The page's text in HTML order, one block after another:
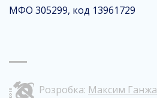
МФО 305299, код 13961729
Розробка: Максим Ганжа